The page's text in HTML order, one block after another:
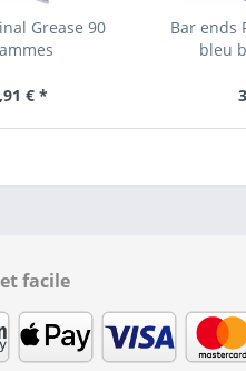
Grease 90
€ *
Bar ends
bleu
facile